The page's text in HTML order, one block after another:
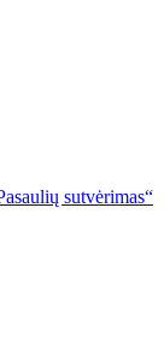
sutvėrimas“